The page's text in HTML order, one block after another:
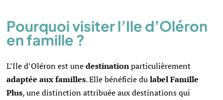
Pourquoi visiter l’Ile d’Oléron
en famille ?
L’Ile d’Oléron est unedestinationparticulièrement
adaptée aux familles. Elle bénéficie dulabel Famille
Plus, une distinction attribuée aux destinations qui